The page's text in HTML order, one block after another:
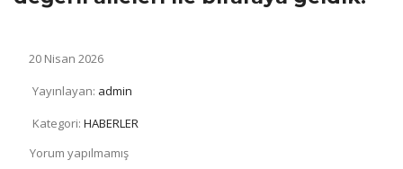
20 Nisan 2026
Yayınlayan: admin
Kategori: HABERLER
Yorum yapılmamış